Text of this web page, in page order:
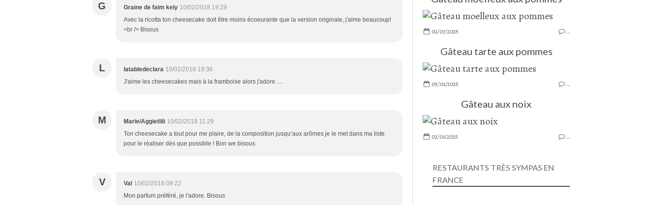
G Graine de faim kely 10/02/2018 19:29
Avec la ricotta ton cheesecake doit être moins écoeurante que la version originale, j'aime beaucoup!
<br /> Bisous
L latabledeclara 10/02/2018 18:36
J'aime les cheesecakes mais à la framboise alors j'adore ....
M Marie/Aggietlili 10/02/2018 11:29
Ton cheesecake a tout pour me plaire, de la composition jusqu’aux arômes je le met dans ma liste
pour le réaliser dès que possible ! Bon we bisous.
V Val 10/02/2018 09:22
Mon parfum préféré, je l'adore. Bisous
02/07/2025 …
Gâteau tarte aux pommes
05/01/2025 …
Gâteau aux noix
02/01/2025 …
RESTAURANTS TRÈS SYMPAS EN
FRANCE